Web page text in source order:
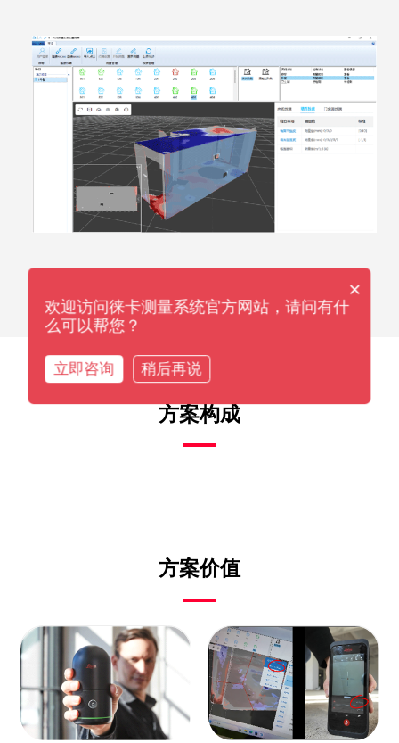
方案构成
方案价值
×
欢迎访问徕卡测量系统官方网站，请问有什
么可以帮您？
立即咨询 稍后再说